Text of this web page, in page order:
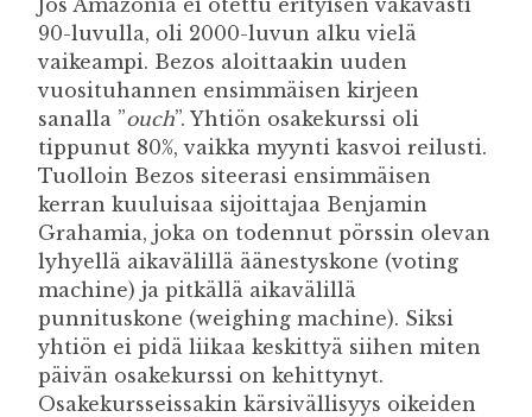
90-luvulla, oli 2000-luvun alku vielä
vaikeampi. Bezos aloittaakin uuden
vuosituhannen ensimmäisen kirjeen
sanalla ”ouch”. Yhtiön osakekurssi oli
tippunut 80%, vaikka myynti kasvoi reilusti.
Tuolloin Bezos siteerasi ensimmäisen
kerran kuuluisaa sijoittajaa Benjamin
Grahamia, joka on todennut pörssin olevan
lyhyellä aikavälillä äänestyskone (voting
machine) ja pitkällä aikavälillä
punnituskone (weighing machine). Siksi
yhtiön ei pidä liikaa keskittyä siihen miten
päivän osakekurssi on kehittynyt.
Osakekursseissakin kärsivällisyys oikeiden